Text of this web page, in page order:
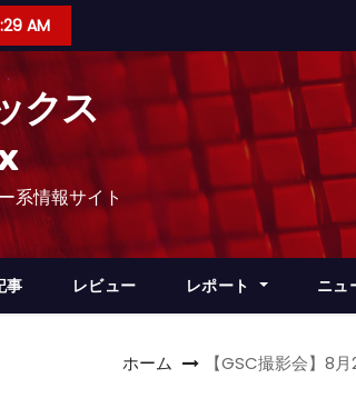
AM
クス
系情報サイト
事 レビュー レポート ニュ
ホーム 【GSC撮影会】8